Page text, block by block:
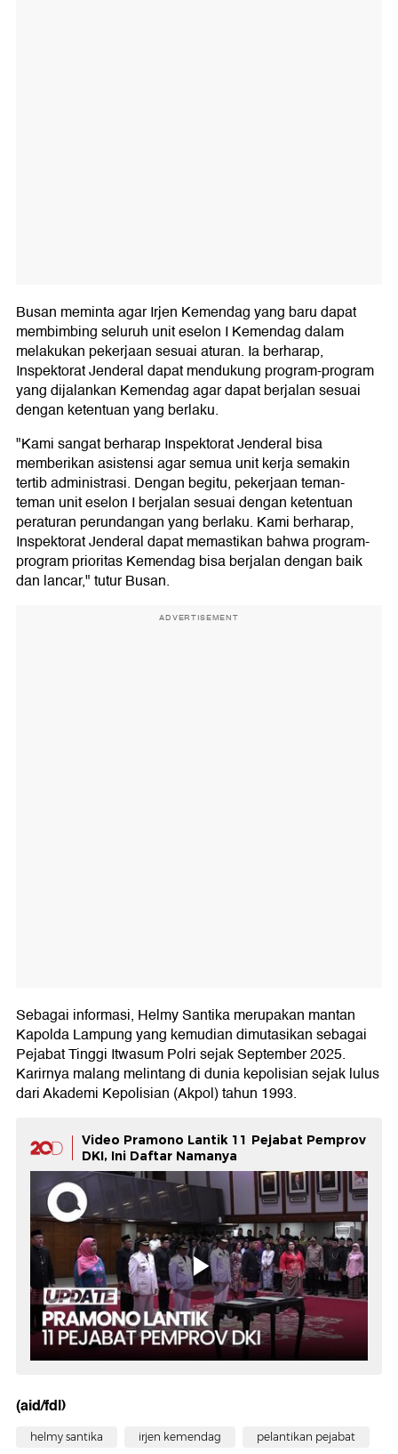
Busan meminta agar Irjen Kemendag yang baru dapat
membimbing seluruh unit eselon I Kemendag dalam
melakukan pekerjaan sesuai aturan. Ia berharap,
Inspektorat Jenderal dapat mendukung program-program
yang dijalankan Kemendag agar dapat berjalan sesuai
dengan ketentuan yang berlaku.
"Kami sangat berharap Inspektorat Jenderal bisa
memberikan asistensi agar semua unit kerja semakin
tertib administrasi. Dengan begitu, pekerjaan teman-
teman unit eselon I berjalan sesuai dengan ketentuan
peraturan perundangan yang berlaku. Kami berharap,
Inspektorat Jenderal dapat memastikan bahwa program-
program prioritas Kemendag bisa berjalan dengan baik
dan lancar," tutur Busan.
ADVERTISEMENT
Sebagai informasi, Helmy Santika merupakan mantan
Kapolda Lampung yang kemudian dimutasikan sebagai
Pejabat Tinggi Itwasum Polri sejak September 2025.
Karirnya malang melintang di dunia kepolisian sejak lulus
dari Akademi Kepolisian (Akpol) tahun 1993.
Video Pramono Lantik 11 Pejabat Pemprov
DKI, Ini Daftar Namanya
(aid/fdl)
helmy santika irjen kemendag pelantikan pejabat